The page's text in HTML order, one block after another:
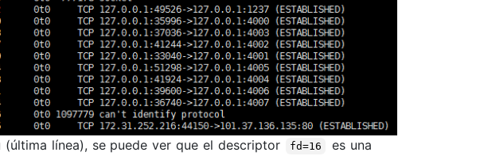
línea), se puede ver que el descriptor fd=16
es una